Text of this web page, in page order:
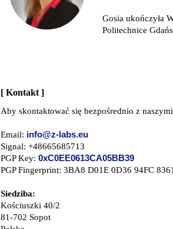
Gosia ukończyła
Politechnice
[ Kontakt ]
Aby skontaktować się bezpośrednio z
Email: info@z-labs.eu
Signal: +48665685713
PGP Key: 0xC0EE0613CA05BB39
PGP Fingerprint: 3BA8 D01E 0D36 94FC
Siedziba:
Kościuszki 40/2
81-702 Sopot